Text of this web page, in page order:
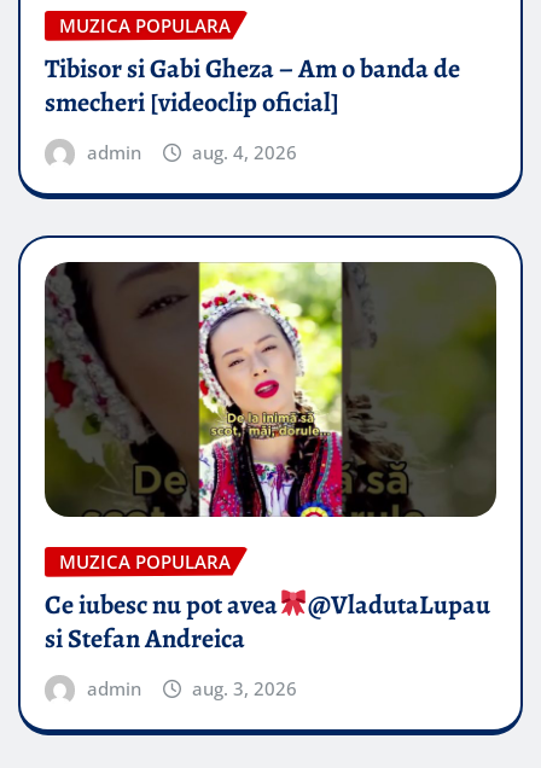
MUZICA POPULARA
Tibisor si Gabi Gheza – Am o banda de
smecheri [videoclip oficial]
admin aug. 4, 2026
MUZICA POPULARA
Ce iubesc nu pot avea
​@VladutaLupau
si Stefan Andreica
admin aug. 3, 2026